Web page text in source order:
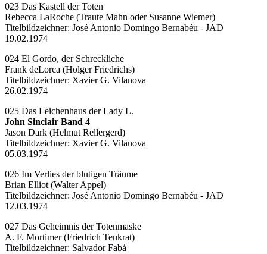
023 Das Kastell der Toten
Rebecca LaRoche (Traute Mahn oder Susanne Wiemer)
Titelbildzeichner: José Antonio Domingo Bernabéu - JAD
19.02.1974
024 El Gordo, der Schreckliche
Frank deLorca (Holger Friedrichs)
Titelbildzeichner: Xavier G. Vilanova
26.02.1974
025 Das Leichenhaus der Lady L.
John Sinclair Band 4
Jason Dark (Helmut Rellergerd)
Titelbildzeichner: Xavier G. Vilanova
05.03.1974
026 Im Verlies der blutigen Träume
Brian Elliot (Walter Appel)
Titelbildzeichner: José Antonio Domingo Bernabéu - JAD
12.03.1974
027 Das Geheimnis der Totenmaske
A. F. Mortimer (Friedrich Tenkrat)
Titelbildzeichner: Salvador Fabá